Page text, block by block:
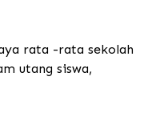
rata -rata sekolah
utang siswa,